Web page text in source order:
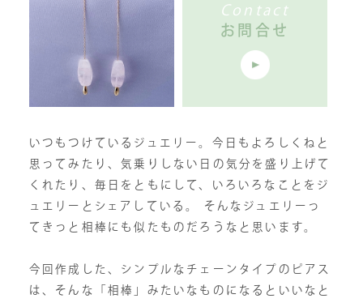
いつもつけているジュエリー。今日もよろしくねと
思ってみたり、気乗りしない日の気分を盛り上げて
くれたり、毎日をともにして、いろいろなことをジ
ュエリーとシェアしている。 そんなジュエリーっ
てきっと相棒にも似たものだろうなと思います。
今回作成した、シンプルなチェーンタイプのピアス
は、そんな「相棒」みたいなものになるといいなと
Contact
お問合せ